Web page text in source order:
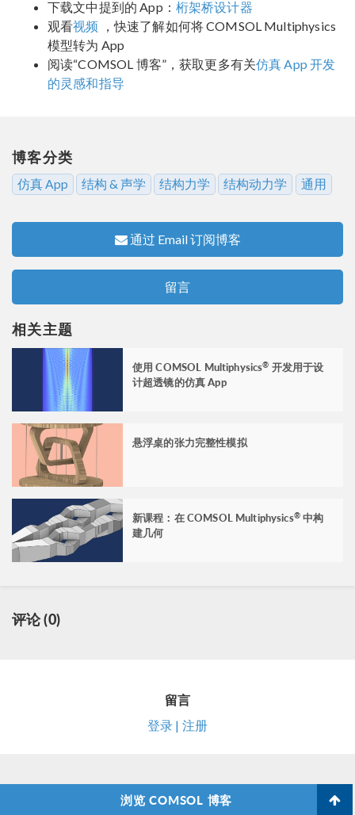
下载文中提到的 App： 桁架桥设计器
观看视频
，快速了解如何将 COMSOL Multiphysics
模型转为 App
阅读“COMSOL 博客”，获取更多有关仿真 App 开发
的灵感和指导
博客分类
仿真 App 结构 & 声学 结构力学 结构动力学 通用
通过 Email 订阅博客
留言
相关主题
使用 COMSOL Multiphysics® 开发用于设
计超透镜的仿真 App
悬浮桌的张力完整性模拟
新课程：在 COMSOL Multiphysics®中构
建几何
评论 (0)
留言
登录 | 注册
浏览 COMSOL 博客